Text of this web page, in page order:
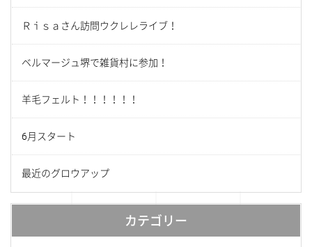
Ｒｉｓａさん訪問ウクレレライブ！
ベルマージュ堺で雑貨村に参加！
羊毛フェルト！！！！！！
6月スタート
最近のグロウアップ
カテゴリー